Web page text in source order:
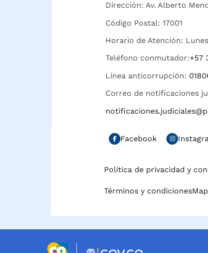
Dirección: Av. Alberto
Código Postal: 17001
Horario de Atención:
Teléfono conmutador:+57
Línea anticorrupción:
Correo de notificaciones
Facebook
Política de privacidad y
Términos y condiciones